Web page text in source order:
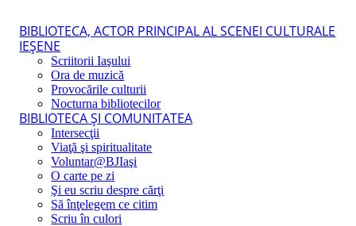
BIBLIOTECA, ACTOR PRINCIPAL AL SCENEI CULTURALE
IEŞENE
Scriitorii Iaşului
Ora de muzică
Provocările culturii
Nocturna bibliotecilor
BIBLIOTECA ŞI COMUNITATEA
Intersecţii
Viaţă şi spiritualitate
Voluntar@BJIaşi
O carte pe zi
Şi eu scriu despre cărţi
Să înţelegem ce citim
Scriu în culori